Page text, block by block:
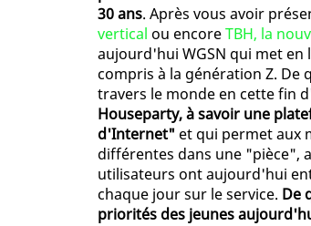
30 ans. Après vous avoir
vertical ou encoreTBH, la
aujourd'hui WGSN qui met
compris à la génération Z. De
travers le monde en cette fin
Houseparty, à savoir une
d'Internet" et qui permet aux
différentes dans une "pièce",
utilisateurs ont aujourd'hui
chaque jour sur le service. De
priorités des jeunes